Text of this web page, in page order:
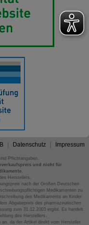
Datenschutz Impressum
Pflichtangaben.
und nicht für
Herstellers.
nach der Großen Deutschen
Medikamenten zu
des Medikaments an Kinder
Abgabepreis des pharmazeutischen
zum 31.12.2003 ergibt. Es handelt
des Herstellers.
da der Artikel direkt vom Hersteller